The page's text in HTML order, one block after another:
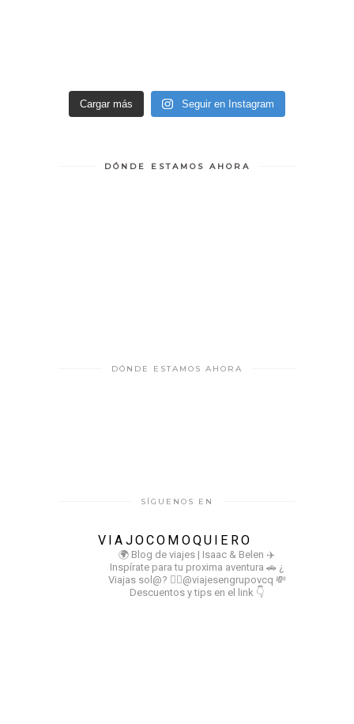
Cargar más Seguir en Instagram
DÓNDE ESTAMOS AHORA
DÓNDE ESTAMOS AHORA
SÍGUENOS EN
VIAJOCOMOQUIERO
🌍 Blog de viajes | Isaac & Belen ✈️
Inspírate para tu proxima aventura 🚗 ¿
Viajas sol@? 👉🏻@viajesengrupovcq 💸
Descuentos y tips en el link 👇